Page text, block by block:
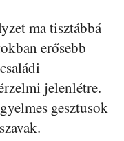
ma tisztábbá
erősebb
jelenlétre.
gesztusok